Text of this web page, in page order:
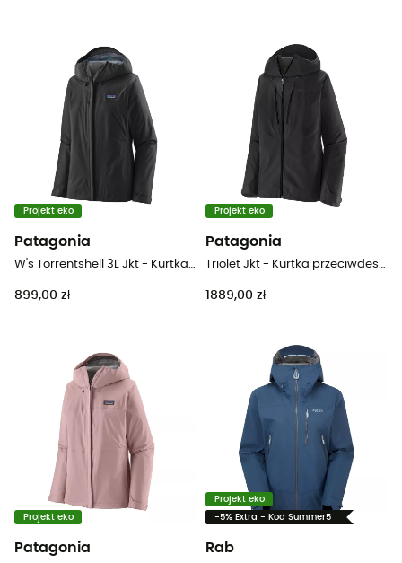
Projekt eko
Patagonia
W's Torrentshell 3L Jkt - Kurtka z membraną damska
899,00 zł
Projekt eko
Patagonia
Triolet Jkt - Kurtka przeciwdeszczowa damska
1889,00 zł
Projekt eko
Patagonia
Projekt eko
-5% Extra - Kod Summer5
Rab